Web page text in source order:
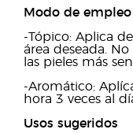
Modo de empleo
-Tópico: Aplica
área deseada.
las pieles más
-Aromático:
hora 3 veces al
Usos sugeridos